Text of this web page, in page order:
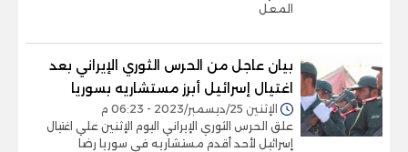
المعل
بيان عاجل من الحرس الثوري الإيراني بعد
اغتيال إسرائيل أبرز مستشاريه بسوريا
الإثنين 25/ديسمبر/2023 - 06:23 م
علق الحرس الثوري الإيراني اليوم الإثنين علي اغتيال
إسرائيل لأحد أقدم مستشاريه في سوريا رضا